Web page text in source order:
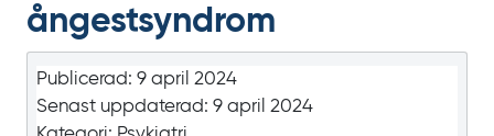
ångestsyndrom
Publicerad: 9 april 2024
Senast uppdaterad: 9 april 2024